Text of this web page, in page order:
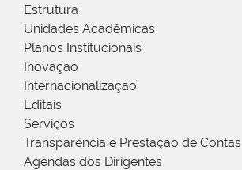
Estrutura
Unidades Acadêmicas
Planos Institucionais
Inovação
Internacionalização
Editais
Serviços
Transparência e Prestação de Contas
Agendas dos Dirigentes